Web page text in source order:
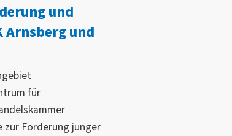
und
und
für
zur Förderung junger